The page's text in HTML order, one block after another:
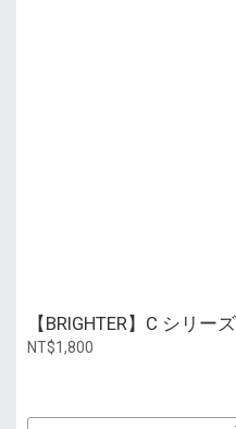
【BRIGHTER】C シリ
NT$1,800